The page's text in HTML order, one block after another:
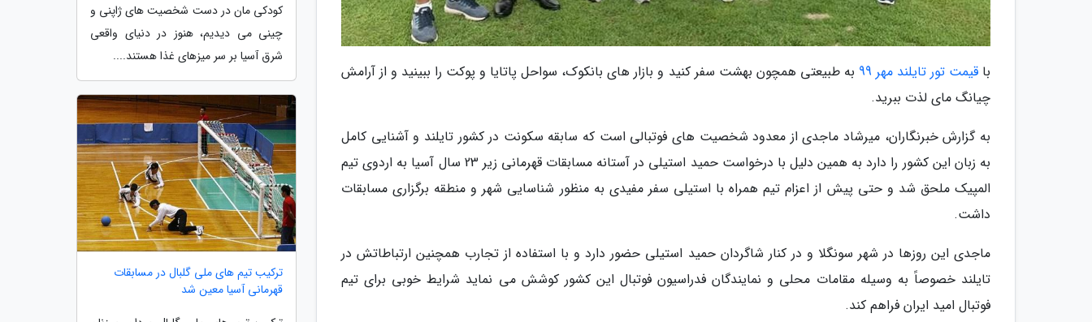
باقیمت تور تایلند مهر 99
به طبیعتی همچون بهشت سفر کنید و بازار های بانکوک، سواحل پاتایا و پوکت را ببینید و از آرامش
چیانگ مای لذت ببرید.
به گزارش خبرنگاران، میرشاد ماجدی از معدود شخصیت های فوتبالی است که سابقه سکونت در کشور تایلند و آشنایی کامل
به زبان این کشور را دارد به همین دلیل با درخواست حمید استیلی در آستانه مسابقات قهرمانی زیر 23 سال آسیا به اردوی تیم
المپیک ملحق شد و حتی پیش از اعزام تیم همراه با استیلی سفر مفیدی به منظور شناسایی شهر و منطقه برگزاری مسابقات
داشت.
ماجدی این روزها در شهر سونگلا و در کنار شاگردان حمید استیلی حضور دارد و با استفاده از تجارب همچنین ارتباطاتش در
تایلند خصوصاً به وسیله مقامات محلی و نمایندگان فدراسیون فوتبال این کشور کوشش می نماید شرایط خوبی برای تیم
فوتبال امید ایران فراهم کند.
کودکی مان در دست شخصیت های ژاپنی و
چینی می دیدیم، هنوز در دنیای واقعی
شرق آسیا بر سر میزهای غذا هستند....
ترکیب تیم های ملی گلبال در مسابقات
قهرمانی آسیا معین شد